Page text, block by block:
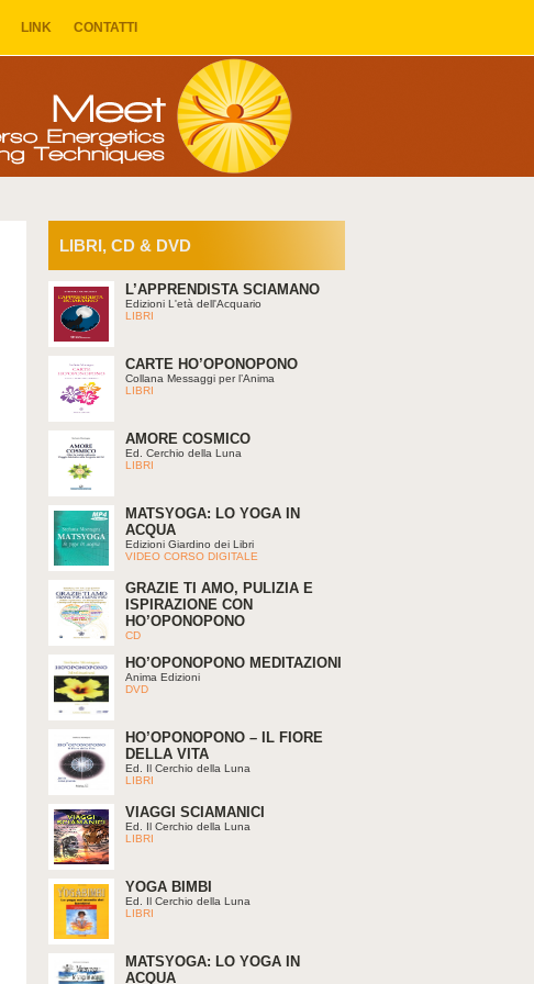
LINK CONTATTI
LIBRI, CD & DVD
L’APPRENDISTA SCIAMANO
Edizioni L'età dell'Acquario
LIBRI
CARTE HO’OPONOPONO
Collana Messaggi per l’Anima
LIBRI
AMORE COSMICO
Ed. Cerchio della Luna
LIBRI
MATSYOGA: LO YOGA IN
ACQUA
Edizioni Giardino dei Libri
VIDEO CORSO DIGITALE
GRAZIE TI AMO, PULIZIA E
ISPIRAZIONE CON
HO’OPONOPONO
CD
HO’OPONOPONO MEDITAZIONI
Anima Edizioni
DVD
HO’OPONOPONO – IL FIORE
DELLA VITA
Ed. Il Cerchio della Luna
LIBRI
VIAGGI SCIAMANICI
Ed. Il Cerchio della Luna
LIBRI
YOGA BIMBI
Ed. Il Cerchio della Luna
LIBRI
MATSYOGA: LO YOGA IN
ACQUA